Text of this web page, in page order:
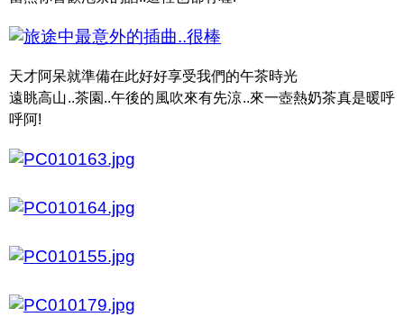
天才阿呆就準備在此好好享受我們的午茶時光
遠眺高山..茶園..午後的風吹來有先涼..來一壺熱奶茶真是暖呼
呼阿!